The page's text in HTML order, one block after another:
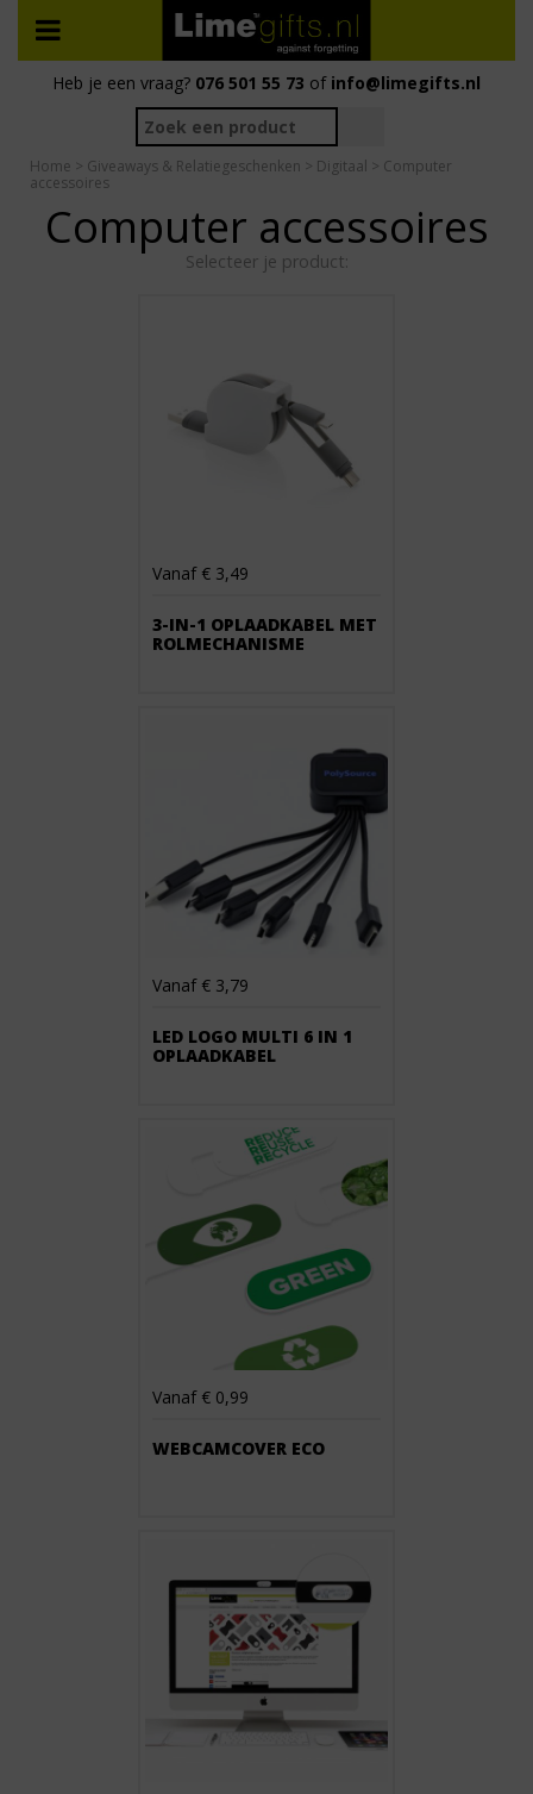
Heb je een vraag? 076 501 55 73 of info@limegifts.nl
Home > Giveaways & Relatiegeschenken > Digitaal > Computer
accessoires
Computer accessoires
Selecteer je product:
Vanaf € 3,49
3-IN-1 OPLAADKABEL MET
ROLMECHANISME
Vanaf € 3,79
LED LOGO MULTI 6 IN 1
OPLAADKABEL
Vanaf € 0,99
WEBCAMCOVER ECO